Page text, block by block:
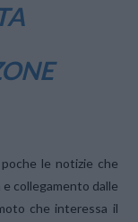
le notizie che
collegamento dalle
che interessa il